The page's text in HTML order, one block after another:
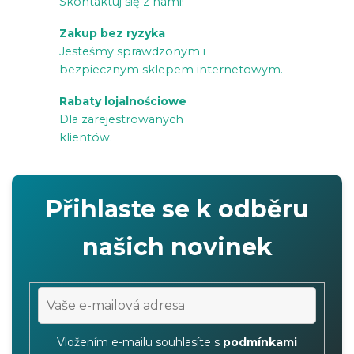
i
t
y
Zakup bez ryzyka
Jesteśmy sprawdzonym i
bezpiecznym sklepem internetowym.
Rabaty lojalnościowe
Dla zarejestrowanych
klientów.
Přihlaste se k odběru
našich novinek
Vložením e-mailu souhlasíte s podmínkami